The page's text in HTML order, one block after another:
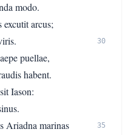
modo.
excutit arcus;
30
puellae,
habent.
Iason:
Ariadna marinas
35